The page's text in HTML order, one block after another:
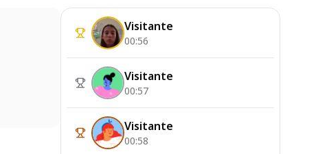
Visitante
00:56
Visitante
00:57
Visitante
00:58